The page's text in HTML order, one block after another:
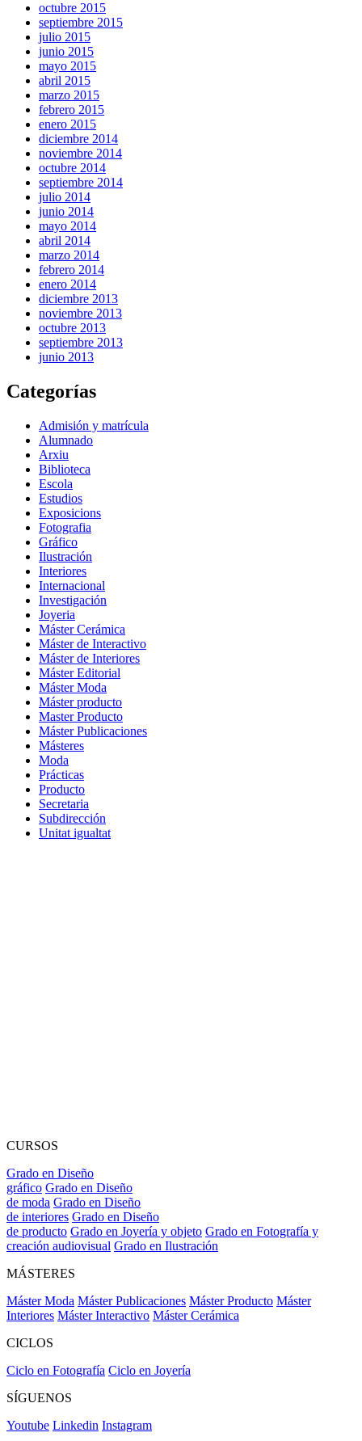
octubre 2015
septiembre 2015
julio 2015
junio 2015
mayo 2015
abril 2015
marzo 2015
febrero 2015
enero 2015
diciembre 2014
noviembre 2014
octubre 2014
septiembre 2014
julio 2014
junio 2014
mayo 2014
abril 2014
marzo 2014
febrero 2014
enero 2014
diciembre 2013
noviembre 2013
octubre 2013
septiembre 2013
junio 2013
Categorías
Admisión y matrícula
Alumnado
Arxiu
Biblioteca
Escola
Estudios
Exposicions
Fotografia
Gráfico
Ilustración
Interiores
Internacional
Investigación
Joyeria
Máster Cerámica
Máster de Interactivo
Máster de Interiores
Máster Editorial
Máster Moda
Máster producto
Master Producto
Máster Publicaciones
Másteres
Moda
Prácticas
Producto
Secretaria
Subdirección
Unitat igualtat
CURSOS
Grado en Diseño
gráfico Grado en Diseño
de moda Grado en Diseño
de interiores Grado en Diseño
de producto Grado en Joyería y objeto Grado en Fotografía y
creación audiovisual Grado en Ilustración
MÁSTERES
Máster Moda Máster Publicaciones Máster Producto Máster
Interiores Máster Interactivo Máster Cerámica
CICLOS
Ciclo en Fotografía Ciclo en Joyería
SÍGUENOS
Youtube Linkedin Instagram